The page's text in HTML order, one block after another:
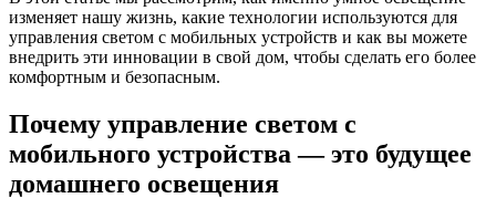
изменяет нашу жизнь, какие технологии используются для
управления светом с мобильных устройств и как вы можете
внедрить эти инновации в свой дом, чтобы сделать его более
комфортным и безопасным.
Почему управление светом с
мобильного устройства — это будущее
домашнего освещения